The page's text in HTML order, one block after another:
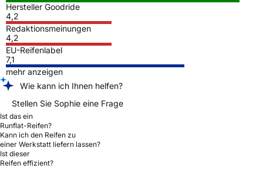
Hersteller Goodride
4,2
Redaktionsmeinungen
4,2
EU-Reifenlabel
7,1
mehr anzeigen
Wie kann ich Ihnen helfen?
Stellen Sie Sophie eine Frage
Ist das ein
Runflat-Reifen?
Kann ich den Reifen zu
einer Werkstatt liefern lassen?
Ist dieser
Reifen effizient?